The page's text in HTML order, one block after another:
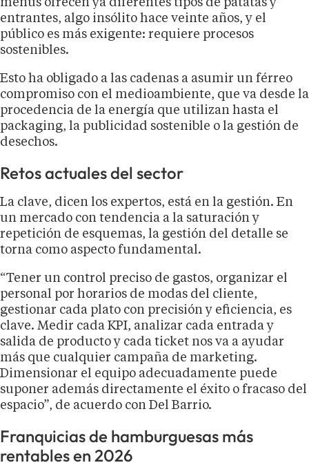
menús ofrecen ya diferentes tipos de patatas y
entrantes, algo insólito hace veinte años, y el
público es más exigente: requiere procesos
sostenibles.
Esto ha obligado a las cadenas a asumir un férreo
compromiso con el medioambiente, que va desde la
procedencia de la energía que utilizan hasta el
packaging, la publicidad sostenible o la gestión de
desechos.
Retos actuales del sector
La clave, dicen los expertos, está en la gestión. En
un mercado con tendencia a la saturación y
repetición de esquemas, la gestión del detalle se
torna como aspecto fundamental.
“Tener un control preciso de gastos, organizar el
personal por horarios de modas del cliente,
gestionar cada plato con precisión y eficiencia, es
clave. Medir cada KPI, analizar cada entrada y
salida de producto y cada ticket nos va a ayudar
más que cualquier campaña de marketing.
Dimensionar el equipo adecuadamente puede
suponer además directamente el éxito o fracaso del
espacio”, de acuerdo con Del Barrio.
Franquicias de hamburguesas más
rentables en 2026